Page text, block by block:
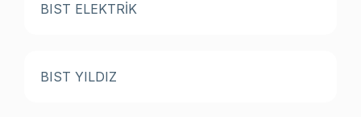
BIST ELEKTRİK
BIST YILDIZ